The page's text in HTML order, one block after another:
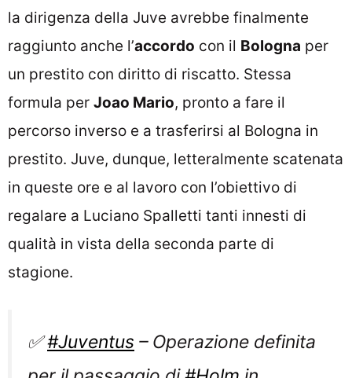
la dirigenza della Juve avrebbe finalmente
raggiunto anche l’accordo con il Bologna per
un prestito con diritto di riscatto. Stessa
formula per Joao Mario, pronto a fare il
percorso inverso e a trasferirsi al Bologna in
prestito. Juve, dunque, letteralmente scatenata
in queste ore e al lavoro con l’obiettivo di
regalare a Luciano Spalletti tanti innesti di
qualità in vista della seconda parte di
stagione.
✅#Juventus – Operazione definita